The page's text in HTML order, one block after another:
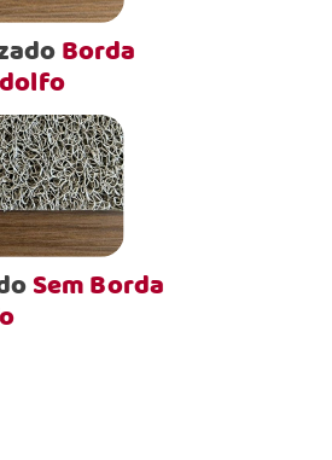
Borda
Sem Borda